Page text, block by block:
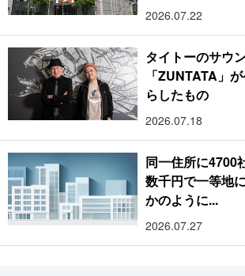
2026.07.22
タイトーのサウ
「ZUNTATA」
らしたもの
2026.07.18
同一住所に4700
数千円で一等地
かのように...
2026.07.27